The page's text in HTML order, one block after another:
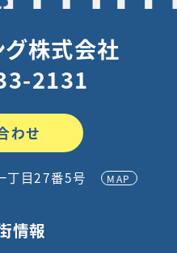
株式会社
2131
わせ
丁目27番5号 MAP
情報